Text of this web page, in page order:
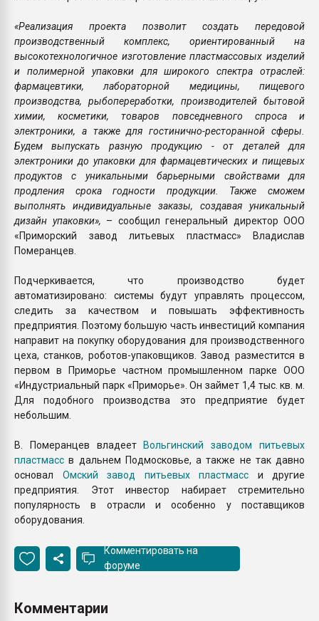
«Реализация проекта позволит создать передовой
производственный комплекс, ориентированный на
высокотехнологичное изготовление пластмассовых изделий
и полимерной упаковки для широкого спектра отраслей:
фармацевтики, лабораторной медицины, пищевого
производства, рыбопереработки, производителей бытовой
химии, косметики, товаров повседневного спроса и
электроники, а также для гостинично-ресторанной сферы.
Будем выпускать разную продукцию - от деталей для
электроники до упаковки для фармацевтических и пищевых
продуктов с уникальными барьерными свойствами для
продления срока годности продукции. Также сможем
выполнять индивидуальные заказы, создавая уникальный
дизайн упаковки», – сообщил генеральный директор ООО
«Приморский завод литьевых пластмасс» Владислав
Померанцев.
Подчеркивается, что производство будет
автоматизировано: системы будут управлять процессом,
следить за качеством и повышать эффективность
предприятия. Поэтому большую часть инвестиций компания
направит на покупку оборудования для производственного
цеха, станков, роботов-упаковщиков. Завод разместится в
первом в Приморье частном промышленном парке ООО
«Индустриальный парк «Приморье». Он займет 1,4 тыс. кв. м.
Для подобного производства это предприятие будет
небольшим.
В. Померанцев владеет Вольгинский заводом питьевых
пластмасс в дальнем Подмосковье, а также не так давно
основал Омский завод питьевых пластмасс и другие
предприятия. Этот инвестор набирает стремительно
популярность в отрасли и особенно у поставщиков
оборудования.
Комментировать на
форуме
Комментарии